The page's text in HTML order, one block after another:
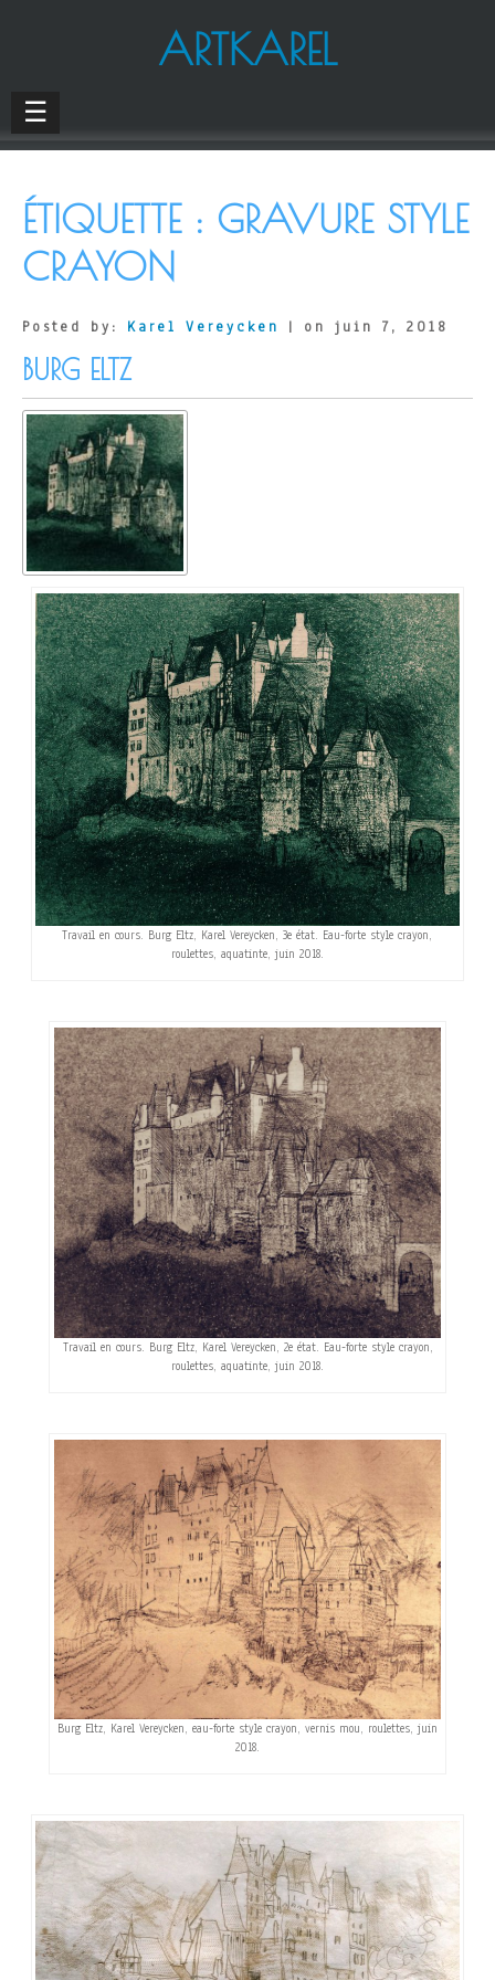
ARTKAREL
☰
ÉTIQUETTE : GRAVURE STYLE
CRAYON
Posted by: Karel Vereycken | on juin 7, 2018
BURG ELTZ
Travail en cours. Burg Eltz, Karel Vereycken, 3e état. Eau-forte style crayon,
roulettes, aquatinte, juin 2018.
Travail en cours. Burg Eltz, Karel Vereycken, 2e état. Eau-forte style crayon,
roulettes, aquatinte, juin 2018.
Burg Eltz, Karel Vereycken, eau-forte style crayon, vernis mou, roulettes, juin
2018.